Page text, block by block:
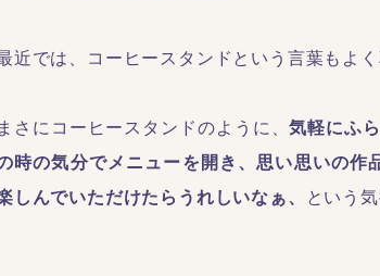
近では、コーヒースタンドという言葉もよく
まさにコーヒースタンドのように、気軽にふ
時の気分でメニューを開き、思い思いの
しんでいただけたらうれしいなぁ、
という